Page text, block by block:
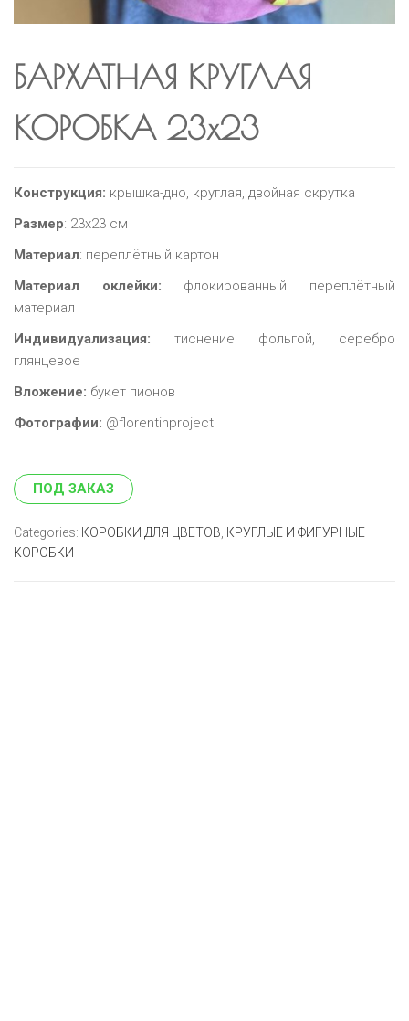
БАРХАТНАЯ КРУГЛАЯ
КОРОБКА 23х23
Конструкция: крышка-дно, круглая, двойная скрутка
Размер: 23х23 см
Материал: переплётный картон
Материал оклейки: флокированный переплётный
материал
Индивидуализация: тиснение фольгой, серебро
глянцевое
Вложение: букет пионов
Фотографии: @florentinproject
ПОД ЗАКАЗ
Categories: КОРОБКИ ДЛЯ ЦВЕТОВ КРУГЛЫЕ И ФИГУРНЫЕ
КОРОБКИ